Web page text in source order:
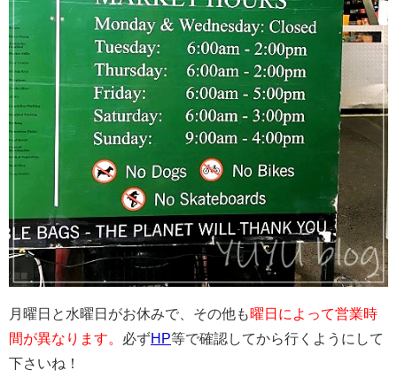
月曜日と水曜日がお休みで、その他も曜日によって営業時
間が異なります。 必ずHP等で確認してから行くようにして
下さいね！